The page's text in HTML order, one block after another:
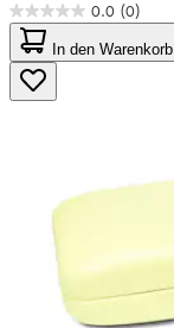
0.0 (0)
0.0
von
5
Sternen.
In den Warenkorb